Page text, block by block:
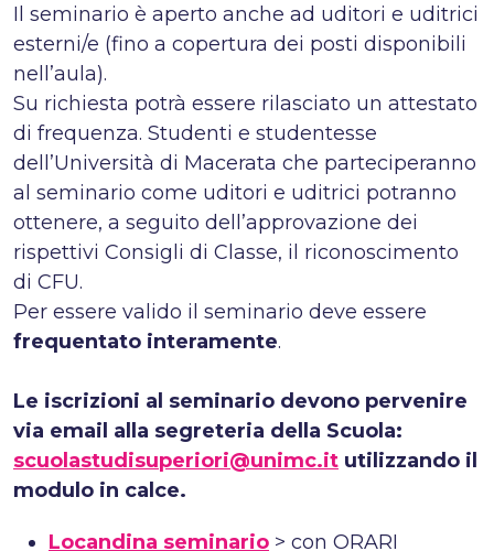
Il seminario è aperto anche ad uditori e uditrici
esterni/e (fino a copertura dei posti disponibili
nell’aula).
Su richiesta potrà essere rilasciato un attestato
di frequenza. Studenti e studentesse
dell’Università di Macerata che parteciperanno
al seminario come uditori e uditrici potranno
ottenere, a seguito dell’approvazione dei
rispettivi Consigli di Classe, il riconoscimento
di CFU.
Per essere valido il seminario deve essere
frequentato interamente.
Le iscrizioni al seminario devono pervenire
via email alla segreteria della Scuola:
scuolastudisuperiori@unimc.it utilizzando il
modulo in calce.
Locandina seminario > con ORARI